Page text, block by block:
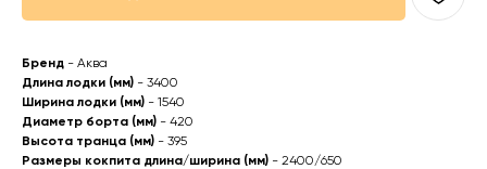
Бренд - Аква
Длина лодки (мм) - 3400
Ширина лодки (мм) - 1540
Диаметр борта (мм) - 420
Высота транца (мм) - 395
Размеры кокпита длина/ширина (мм) - 2400/650